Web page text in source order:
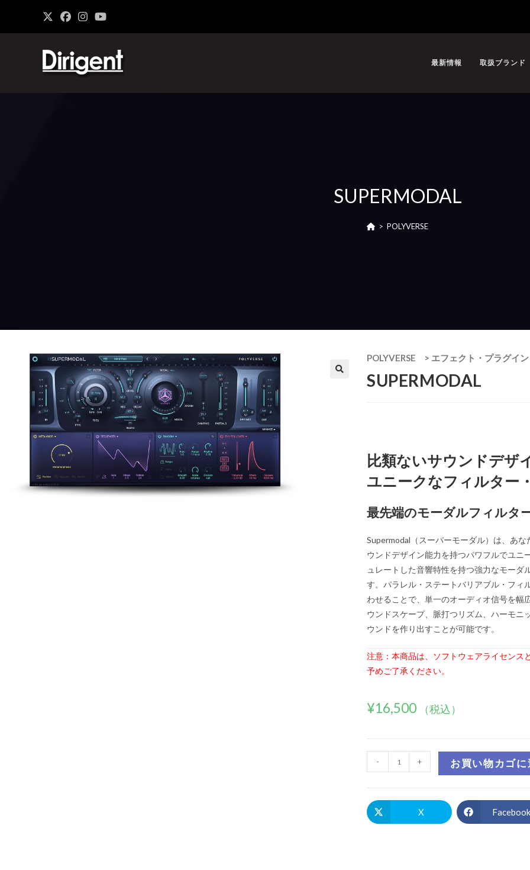
最新情報 取扱ブランド
SUPERMODAL
> POLYVERSE
POLYVERSE > エフェクト・プラグイン
SUPERMODAL
比類ないサウンドデザ
ユニークなフィルター
最先端のモーダルフィルタ
Supermodal（スーパーモーダル）は、あ
ウンドデザイン能力を持つパワフルでユニ
ュレートした音響特性を持つ強力なモー
す。パラレル・ステートバリアブル・フィ
わせることで、単一のオーディオ信号を幅
ウンドスケープ、脈打つリズム、ハーモニ
ウンドを作り出すことが可能です。
注意：本商品は、ソフトウェアライセンス
予めご了承ください。
¥16,500 （税込）
- + お買い物カゴ
X Facebook